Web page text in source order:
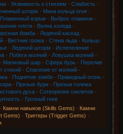
· Уязвимость к стихиям · Слабость·
шторм · Мина кольца огня·
Пламенный взрыв· Выброс пламени·
плоти· Волна холода·
бомба· Ледяной каскад·
· Вестник грома· Стена льда· Кольцо
· Ледяной шторм · Испепеление·
· Побеги молний· Ловушка молний·
Магмовый шар· Сфера бурь· Перелив
стихий· Спасение от молний·
· Поднятие зомби· Праведный огонь·
· Призыв бури· Призыв голема
духа· Сотворение скелетов·
· Грозный гнев
· Камни навыков (Skills Gems) · Камни
Gems) · Триггеры (Trigger Gems) ·